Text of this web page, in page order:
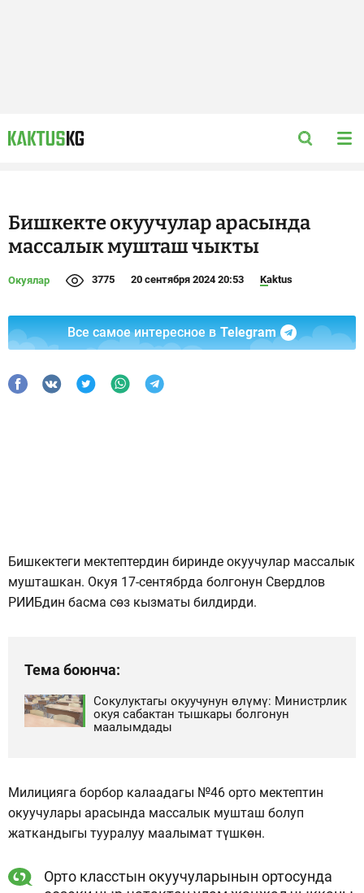
Бишкекте окуучулар арасында
массалык мушташ чыкты
Окуялар 3775 20 сентября 2024 20:53 Kaktus
Все самое интересное в Telegram
Бишкектеги мектептердин биринде окуучулар массалык
мушташкан. Окуя 17-сентябрда болгонун Свердлов
РИИБдин басма сөз кызматы билдирди.
Тема боюнча:
Сокулуктагы окуучунун өлүмү: Министрлик
окуя сабактан тышкары болгонун
маалымдады
Милицияга борбор калаадагы №46 орто мектептин
окуучулары арасында массалык мушташ болуп
жаткандыгы тууралуу маалымат түшкөн.
Орто класстын окуучуларынын ортосунда